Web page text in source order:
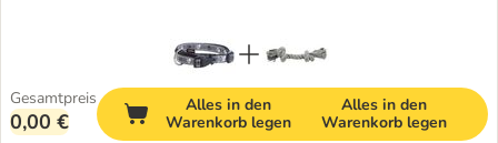
Gesamtpreis
0,00 €
Alles in den
Warenkorb legen
Alles in den
Warenkorb legen